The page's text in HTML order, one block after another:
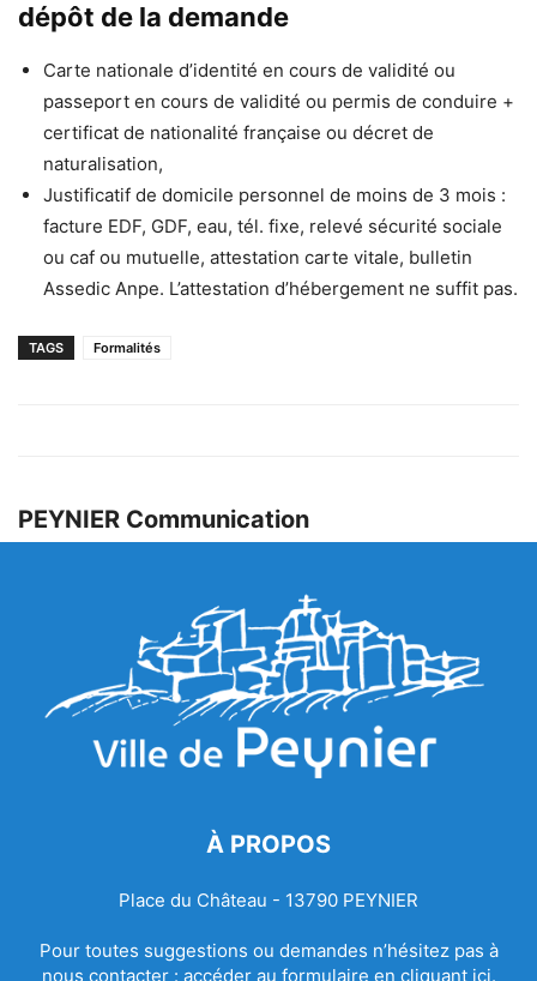
dépôt de la demande
Carte nationale d’identité en cours de validité ou
passeport en cours de validité ou permis de conduire +
certificat de nationalité française ou décret de
naturalisation,
Justificatif de domicile personnel de moins de 3 mois :
facture EDF, GDF, eau, tél. fixe, relevé sécurité sociale
ou caf ou mutuelle, attestation carte vitale, bulletin
Assedic Anpe. L’attestation d’hébergement ne suffit pas.
TAGS Formalités
PEYNIER Communication
À PROPOS
Place du Château - 13790 PEYNIER
Pour toutes suggestions ou demandes n’hésitez pas à
nous contacter : accéder au formulaire en cliquant ici.